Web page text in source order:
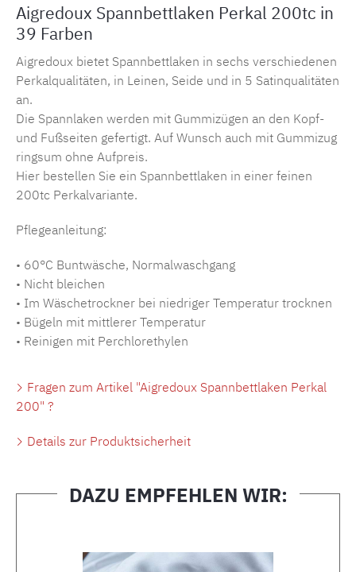
Aigredoux Spannbettlaken Perkal 200tc in
39 Farben
Aigredoux bietet Spannbettlaken in sechs verschiedenen
Perkalqualitäten, in Leinen, Seide und in 5 Satinqualitäten
an.
Die Spannlaken werden mit Gummizügen an den Kopf-
und Fußseiten gefertigt. Auf Wunsch auch mit Gummizug
ringsum ohne Aufpreis.
Hier bestellen Sie ein Spannbettlaken in einer feinen
200tc Perkalvariante.
Pflegeanleitung:
• 60°C Buntwäsche, Normalwaschgang
• Nicht bleichen
• Im Wäschetrockner bei niedriger Temperatur trocknen
• Bügeln mit mittlerer Temperatur
• Reinigen mit Perchlorethylen
Fragen zum Artikel "Aigredoux Spannbettlaken Perkal
200" ?
Details zur Produktsicherheit
DAZU EMPFEHLEN WIR: